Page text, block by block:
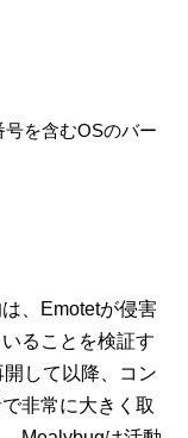
号を含むOSのバー
、Emotetが侵害
ることを検証す
して以降、コン
非常に大きく取